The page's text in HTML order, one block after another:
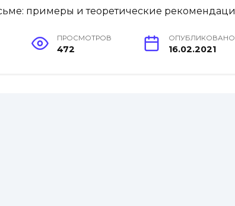
ПРОСМОТРОВ
472
ОПУБЛИКОВАНО
16.02.2021